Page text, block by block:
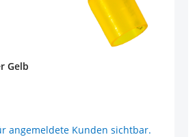
Gelb
angemeldete Kunden sichtbar.